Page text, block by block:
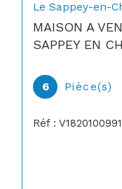
Le Sappey-en-
MAISON A
SAPPEY EN
6 Pièce(s)
Réf : V1820100991